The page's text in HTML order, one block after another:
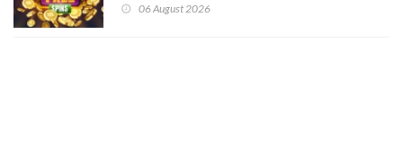
06 August 2026